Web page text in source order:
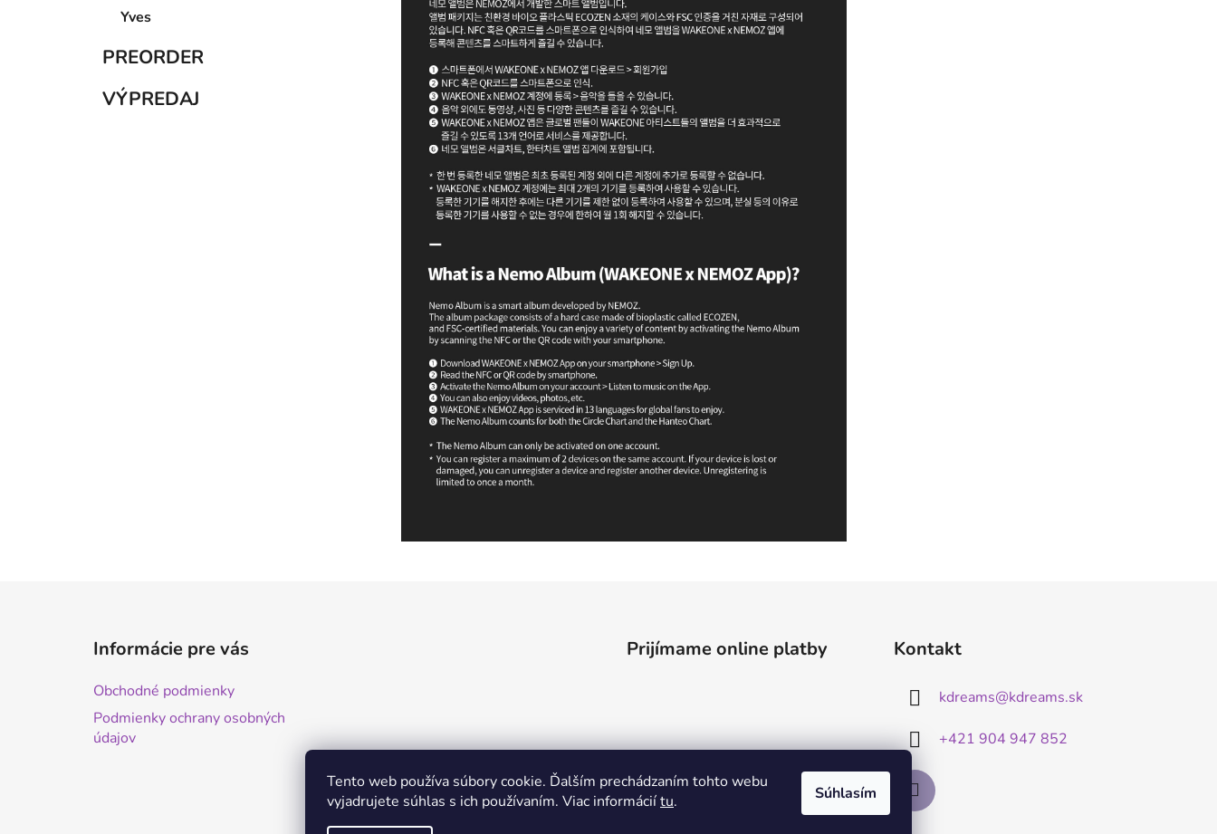
Tento web používa súbory cookie. Ďalším prechádzaním tohto webu
vyjadrujete súhlas s ich používaním. Viac informáciítu. Súhlasím
Yves
PREORDER
VÝPREDAJ
Informácie pre vás
Obchodné podmienky
Podmienky ochrany osobných
údajov
Prijímame online platby Kontakt
kdreams@kdreams.sk
+421 904 947 852